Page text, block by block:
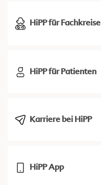
HiPP für Fachkreise
HiPP für Patienten
Karriere bei HiPP
HiPP App